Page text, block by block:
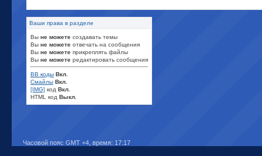
Ваши права в разделе
Вы не можете создавать темы
Вы не можете отвечать на сообщения
Вы не можете прикреплять файлы
Вы не можете редактировать сообщения
BB коды Вкл.
Смайлы Вкл.
[IMG] код Вкл.
HTML код Выкл.
Часовой пояс GMT +4, время: 17:17